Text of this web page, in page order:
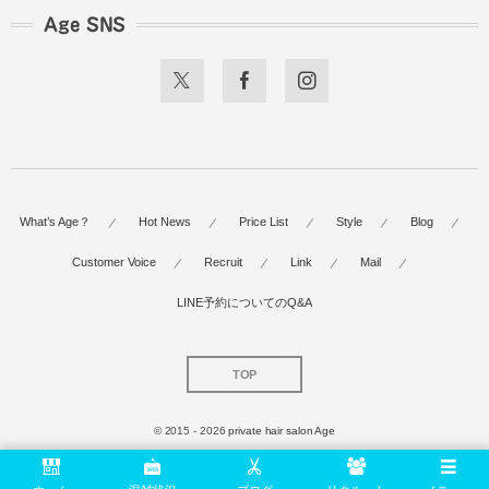
Age SNS
What’s Age？ Hot News Price List Style Blog
Customer Voice Recruit Link Mail
LINE予約についてのQ&A
TOP
© 2015 - 2026private hair salon Age